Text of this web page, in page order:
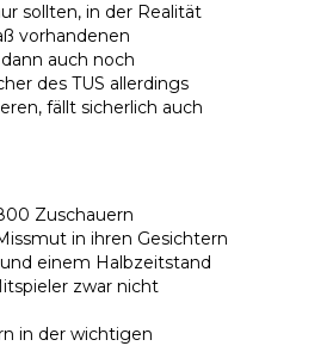
sollten, in der Realität
vorhandenen
auch noch
des TUS allerdings
fällt sicherlich auch
Zuschauern
in ihren Gesichtern
einem Halbzeitstand
zwar nicht
in der wichtigen